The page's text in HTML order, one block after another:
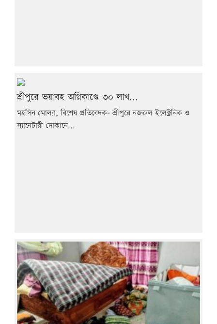
শ্রীপুরে ভয়াবহ অগ্নিকাণ্ডে ৩০ লাখ...
মহসিন মোল্যা, বিশেষ প্রতিবেদক- শ্রীপুরে নজরুল ইলেক্ট্রনিক ও
স্যানেটারী দোকানে...